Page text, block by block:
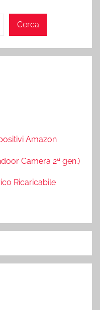
Cerca
Amazon
Camera 2ª gen.)
Ricaricabile